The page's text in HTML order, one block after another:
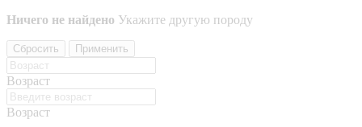
Ничего не найдено Укажите другую породу
Сбросить Применить
Возраст
Возраст